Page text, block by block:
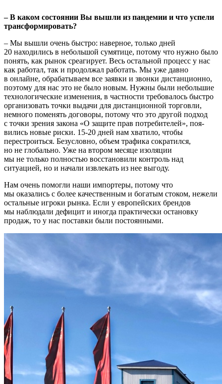
– В каком состоянии Вы вышли из пандемии и что успели
трансформировать?
– Мы вышли очень быстро: наверное, только дней
20 находились в небольшой сумятице, потому что нужно было
понять, как рынок среагирует. Весь остальной процесс у нас
как работал, так и про­должал работать. Мы уже давно
в онлайне, обрабатываем все заяв­ки и звонки дистанционно,
поэтому для нас это не было новым. Нужны были небольшие
технологические изменения, в частности требовалось быстро
организовать точки выдачи для дистанцион­ной торговли,
немного поменять договоры, потому что это другой подход
с точки зрения закона «О защите прав потребителей», поя­
вились новые риски. 15-20 дней нам хватило, чтобы
перестроить­ся. Безусловно, объем трафика сократился,
но не глобально. Уже на втором месяце изоляции
мы не только полностью восстановили контроль над
ситуацией, но и начали извлекать из нее выгоду.
Нам очень помогли наши импортеры, потому что
мы оказались с более качественным и богатым стоком, нежели
остальные игро­ки рынка. Если у европейских брендов
мы наблюдали дефицит и иногда практически остановку
продаж, то у нас поставки были постоянными.